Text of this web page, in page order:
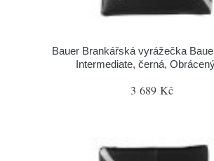
Bauer Brankářská vyrážečka
Intermediate, černá,
3 689 Kč